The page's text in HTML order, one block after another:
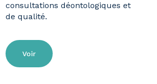
consultations déontologiques et
de qualité.
Voir